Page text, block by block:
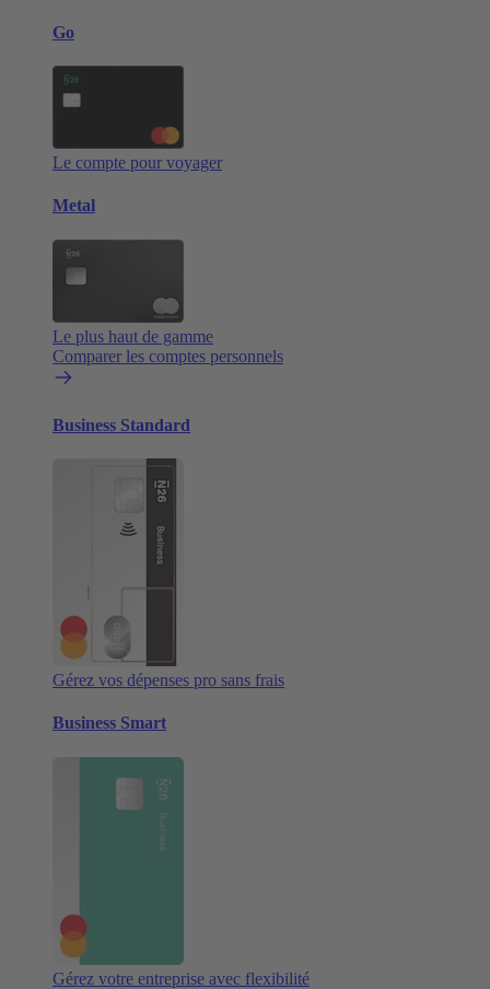
Go
Le compte pour voyager
Metal
Le plus haut de gamme
Comparer les comptes personnels
Business Standard
Gérez vos dépenses pro sans frais
Business Smart
Gérez votre entreprise avec flexibilité